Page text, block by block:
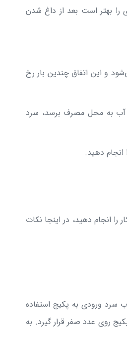
بهتر است بعد از داغ شدن
و این اتفاق چندین بار رخ
آب به محل مصرف برسد، سرد
دهید.
انجام دهید، در اینجا نکات
سرد ورودی به پکیج استفاده
روی عدد صفر قرار گیرد. به